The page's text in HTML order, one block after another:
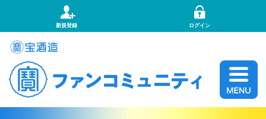
新規登録 ログイン